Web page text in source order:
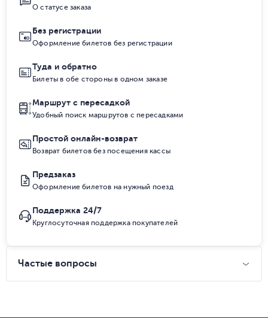
О статусе заказа
Без регистрации
Оформление билетов без регистрации
Туда и обратно
Билеты в обе стороны в одном заказе
Маршрут с пересадкой
Удобный поиск маршрутов с пересадками
Простой онлайн-возврат
Возврат билетов без посещения кассы
Предзаказ
Оформление билетов на нужный поезд
Поддержка 24/7
Круглосуточная поддержка покупателей
Частые вопросы